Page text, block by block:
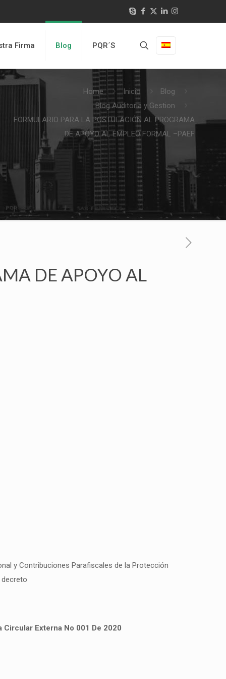
Firma Blog PQR´S
Home Inicio
Blog
Blog Auditoria y Gestion
FORMULARIO PARA LA POSTULACIÓN AL PROGRAMA
DE APOYO AL EMPLEO FORMAL –PAEF
DE APOYO AL
y Contribuciones Parafiscales de la Protección
Externa No 001 De 2020